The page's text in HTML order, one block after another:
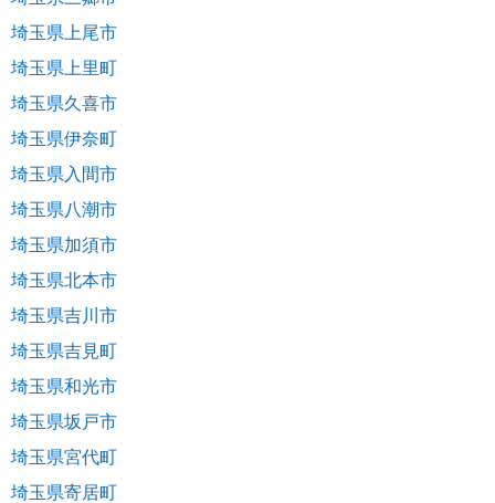
埼玉県上尾市
埼玉県上里町
埼玉県久喜市
埼玉県伊奈町
埼玉県入間市
埼玉県八潮市
埼玉県加須市
埼玉県北本市
埼玉県吉川市
埼玉県吉見町
埼玉県和光市
埼玉県坂戸市
埼玉県宮代町
埼玉県寄居町